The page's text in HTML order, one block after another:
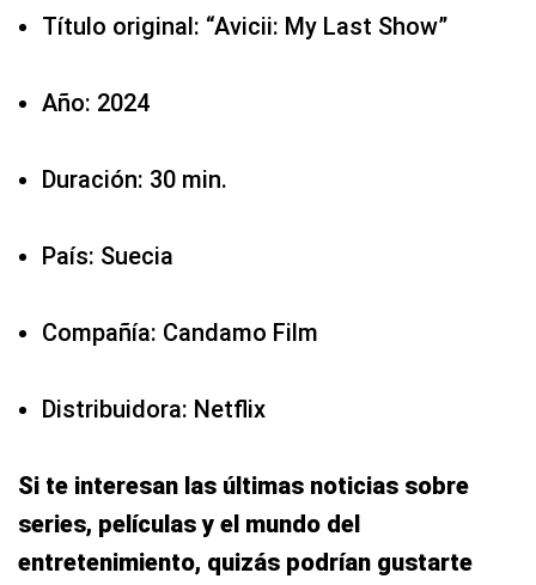
Título original: “Avicii: My Last Show”
Año: 2024
Duración: 30 min.
País: Suecia
Compañía: Candamo Film
Distribuidora: Netflix
Si te interesan las últimas noticias sobre
series, películas y el mundo del
entretenimiento, quizás podrían gustarte